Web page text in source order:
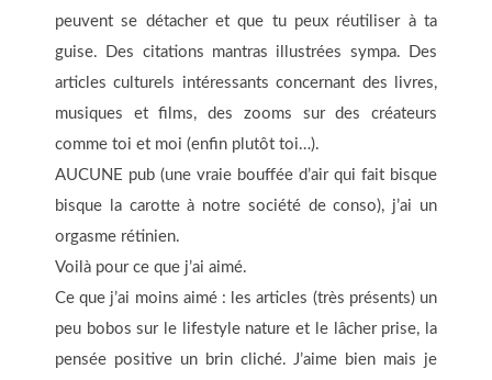
peuvent se détacher et que tu peux réutiliser à ta
guise. Des citations mantras illustrées sympa. Des
articles culturels intéressants concernant des livres,
musiques et films, des zooms sur des créateurs
comme toi et moi (enfin plutôt toi…).
AUCUNE pub (une vraie bouffée d’air qui fait bisque
bisque la carotte à notre société de conso), j’ai un
orgasme rétinien.
Voilà pour ce que j’ai aimé.
Ce que j’ai moins aimé : les articles (très présents) un
peu bobos sur le lifestyle nature et le lâcher prise, la
pensée positive un brin cliché. J’aime bien mais je